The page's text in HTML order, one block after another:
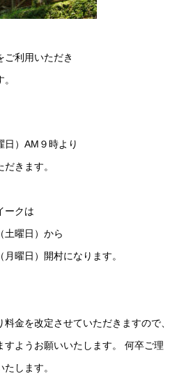
ご利用いただき
）AM９時より
きます。
ークは
土曜日）から
曜日）開村になります。
金を改定させていただきますので、
すようお願いいたします。 何卒ご理
します。